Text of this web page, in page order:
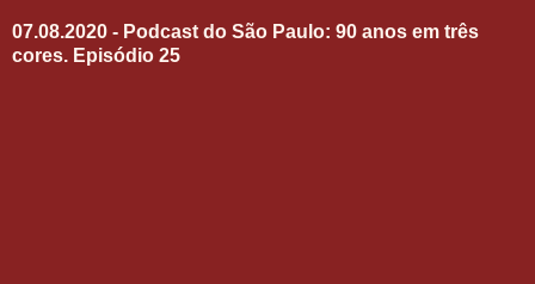
07.08.2020 - Podcast do São Paulo: 90 anos em três
cores. Episódio 25